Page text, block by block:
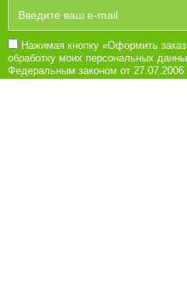
Нажимая кнопку «Оформить
обработку моих персональных
Федеральным законом от